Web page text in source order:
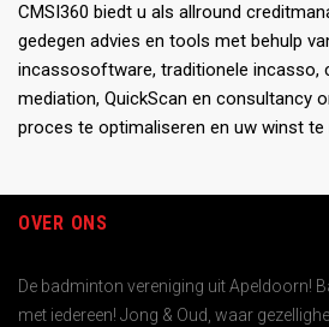
CMSI360 biedt u als allround
gedegen advies en tools met behulp
incassosoftware, traditionele incasso,
mediation, QuickScan en consultancy
proces te optimaliseren en uw winst te
OVER ONS
De badminton vereniging uit Apeldoorn!
met iedereen! Jong & Oud, waar